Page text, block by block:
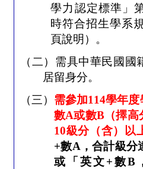
學力認定標準」
時符合招生學系
頁說明）。
（二）需具中華民國
居留身分。
（三） 需參加114學年度
數A或數B（擇高
10級分（含）以
+數A ，合計級分
或「英文+數B